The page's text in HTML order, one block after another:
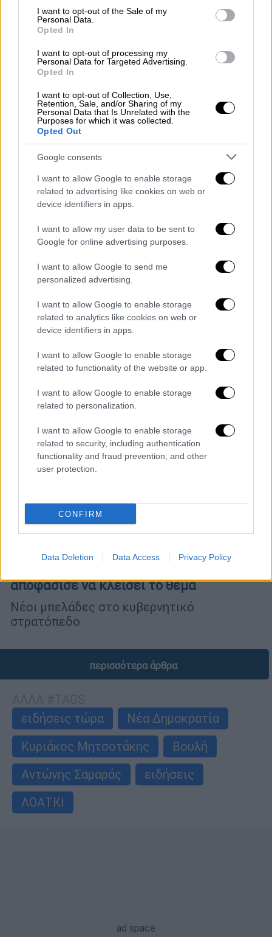
consent section.
I want to opt-out of the Sale of my
Personal Data.
Opted In
I want to opt-out of processing my
Personal Data for Targeted Advertising.
Opted In
I want to opt-out of Collection, Use,
Retention, Sale, and/or Sharing of my
Personal Data that Is Unrelated with the
Purposes for which it was collected.
Opted Out
Google consents
I want to allow Google to enable storage
related to advertising like cookies on web or
device identifiers in apps.
I want to allow my user data to be sent to
Google for online advertising purposes.
I want to allow Google to send me
personalized advertising.
I want to allow Google to enable storage
related to analytics like cookies on web or
device identifiers in apps.
I want to allow Google to enable storage
related to functionality of the website or app.
I want to allow Google to enable storage
related to personalization.
I want to allow Google to enable storage
related to security, including authentication
functionality and fraud prevention, and other
user protection.
CONFIRM
Data Deletion Data Access Privacy Policy
Πολιτική 19.07.2024 06:45
μετά το «γαλάζιο» μπλόκο στον διορισμό
της - Τους κατηγορεί για ρεβανσισμό
«Πόλεμος» έχει ξεσπάσει μεταξύ της
καθηγήτριας του ΑΠΘ Κατερίνας
Φουντεδάκη και της Κυβέρνησης αναφορικά
με το μπλόκο των γαλάζιων βουλευτών
Πολιτική|18.07.2024 06:15
«Γαλάζιο» αντάρτικο: Πώς «κάηκε» η
αποφάσισε να κλείσει το θέμα
Νέοι μπελάδες στο κυβερνητικό
στρατόπεδο
περισσότερα άρθρα
ειδήσεις τώρα
Νέα Δημοκρατία
Κυριάκος Μητσοτάκης
Βουλή
Αντώνης Σαμαράς
ειδήσεις
ΛΟΑΤΚΙ